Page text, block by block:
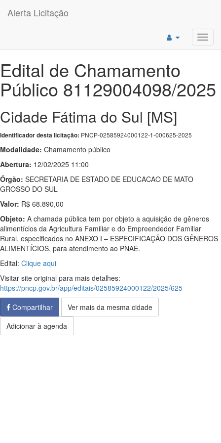
Alerta Licitação
Edital de Chamamento
Público 81129004098/2025
Cidade Fátima do Sul [MS]
Identificador desta licitação: PNCP-02585924000122-1-000625-2025
Modalidade: Chamamento público
Abertura: 12/02/2025 11:00
Órgão: SECRETARIA DE ESTADO DE EDUCACAO DE MATO
GROSSO DO SUL
Valor: R$ 68.890,00
Objeto: A chamada pública tem por objeto a aquisição de gêneros
alimentícios da Agricultura Familiar e do Empreendedor Familiar
Rural, especificados no ANEXO I – ESPECIFICAÇÃO DOS GÊNEROS
ALIMENTÍCIOS, para atendimento ao PNAE.
Edital: Clique aqui
Visitar site original para mais detalhes:
https://pncp.gov.br/app/editais/02585924000122/2025/625
Compartilhar
Ver mais da mesma cidade
Adicionar à agenda